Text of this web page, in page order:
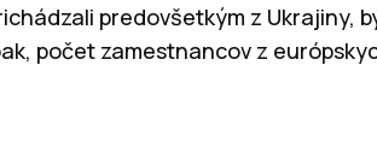
predovšetkým z Ukrajiny,
počet zamestnancov z